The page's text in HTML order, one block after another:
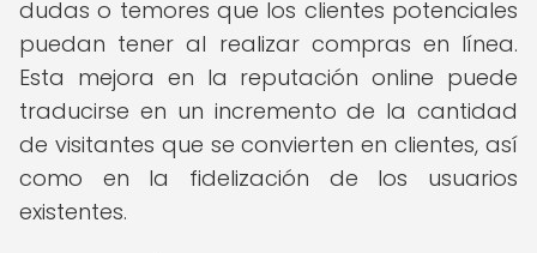
dudas o temores que los clientes potenciales
puedan tener al realizar compras en línea.
Esta mejora en la reputación online puede
traducirse en un incremento de la cantidad
de visitantes que se convierten en clientes, así
como en la fidelización de los usuarios
existentes.